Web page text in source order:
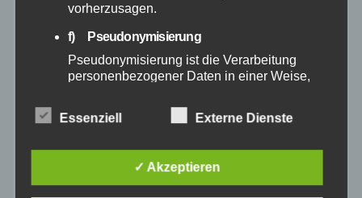
März 2025
Februar 2025
vorherzusagen.
f) Pseudonymisierung
Pseudonymisierung ist die Verarbeitung
personenbezogener Daten in einer Weise,
ohne Hinzuziehung zusätzlicher
Informationen nicht mehr einer spezifischen
Informationen gesondert aufbewahrt werden
und technischen und organisatorischen
Essenziell Externe Dienste
✓ Akzeptieren